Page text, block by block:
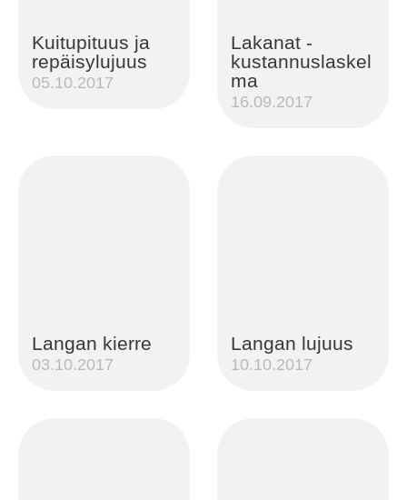
Kuitupituus ja
repäisylujuus
05.10.2017
Lakanat -
kustannuslaskel
ma
16.09.2017
Langan kierre
03.10.2017
Langan lujuus
10.10.2017